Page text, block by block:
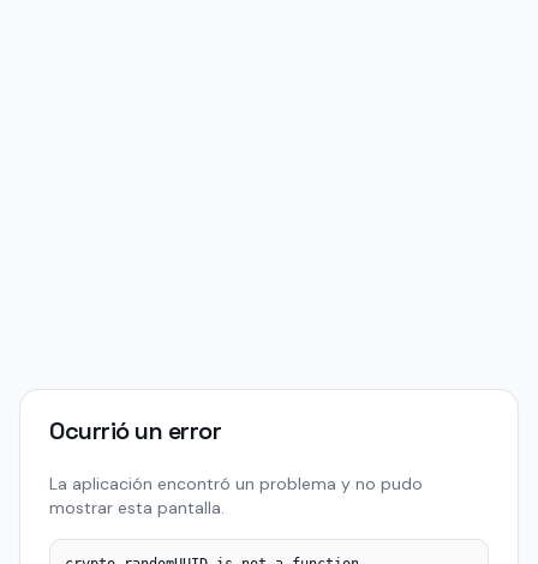
Ocurrió un error
La aplicación encontró un problema y no pudo
mostrar esta pantalla.